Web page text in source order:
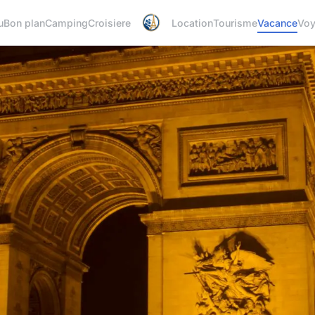
Bon planCampingCroisiere LocationTourismeVacance